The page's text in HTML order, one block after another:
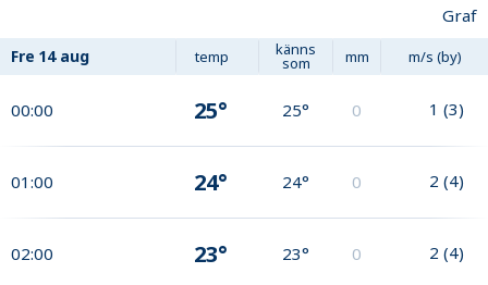
Graf
Fre 14 aug temp känns
som mm m/s (by)
00:00 25° 25° 0 1 (3)
01:00 24° 24° 0 2 (4)
02:00 23° 23° 0 2 (4)